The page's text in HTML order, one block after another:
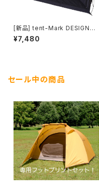
[新品] tent-Mark DESIGNS
モノポールインナーテント＋ブラ
ック(ファブリック)｜シェルター
¥7,480
セール中の商品